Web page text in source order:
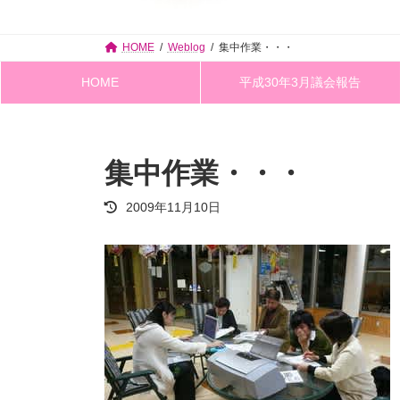
HOME Weblog 集中作業・・・
HOME 平成30年3月議会報告
集中作業・・・
最
新
日
時
:
2009年11月10日